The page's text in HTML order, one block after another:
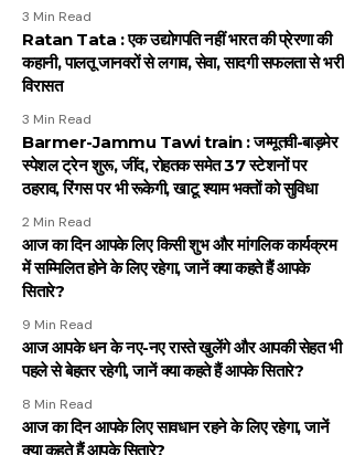
3 Min Read
Ratan Tata : एक उद्योगपति नहीं भारत की प्रेरणा की
कहानी, पालतू जानवरों से लगाव, सेवा, सादगी सफलता से भरी
विरासत
3 Min Read
Barmer-Jammu Tawi train : जम्मूतवी-बाड़मेर
स्पेशल ट्रेन शुरू, जींद, रोहतक समेत 37 स्टेशनों पर
ठहराव, रिंगस पर भी रूकेगी, खाटू श्याम भक्तों को सुविधा
2 Min Read
आज का दिन आपके लिए किसी शुभ और मांगलिक कार्यक्रम
में सम्मिलित होने के लिए रहेगा, जानें क्या कहते हैं आपके
सितारे?
9 Min Read
आज आपके धन के नए-नए रास्ते खुलेंगे और आपकी सेहत भी
पहले से बेहतर रहेगी, जानें क्या कहते हैं आपके सितारे?
8 Min Read
आज का दिन आपके लिए सावधान रहने के लिए रहेगा, जानें
क्या कहते हैं आपके सितारे?